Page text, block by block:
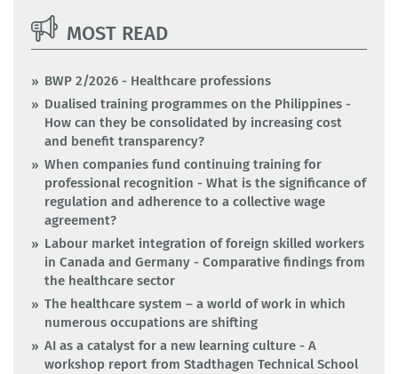
MOST READ
BWP 2/2026 - Healthcare professions
Dualised training programmes on the Philippines -
How can they be consolidated by increasing cost
and benefit transparency?
When companies fund continuing training for
professional recognition - What is the significance of
regulation and adherence to a collective wage
agreement?
Labour market integration of foreign skilled workers
in Canada and Germany - Comparative findings from
the healthcare sector
The healthcare system – a world of work in which
numerous occupations are shifting
AI as a catalyst for a new learning culture - A
workshop report from Stadthagen Technical School